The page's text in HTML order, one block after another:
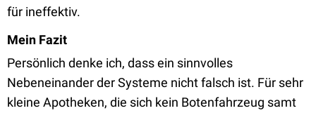
für ineffektiv.
Mein Fazit
Persönlich denke ich, dass ein sinnvolles
Nebeneinander der Systeme nicht falsch ist. Für sehr
kleine Apotheken, die sich kein Botenfahrzeug samt